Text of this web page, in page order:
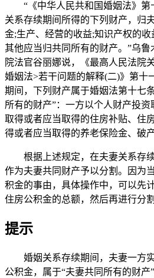
“《中华人民共和国婚姻法》第
关系存续期间所得的下列财产，归
金;生产、经营的收益;知识产权的
其他应当归共同所有的财产。”乌
院法官谷丽娜说，《最高人民法院
婚姻法>若干问题的解释(二)》第十
期间，下列财产属于婚姻法第十七
所有的财产”：一方以个人财产投
取得或者应当取得的住房补贴、住
得或者应当取得的养老保险金、破
根据上述规定，在夫妻关系存续
作为夫妻共同财产予以分割。因为
积金的事由，具体操作中，可以先
住房公积金的总额，然后再进行分割
提示
婚姻关系存续期间，夫妻一方实
公积金，属于“夫妻共同所有的财